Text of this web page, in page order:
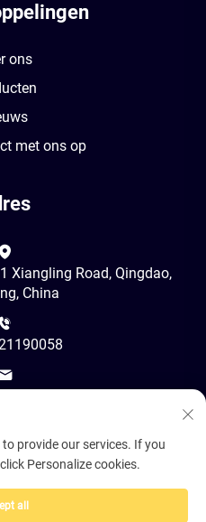
ons
met ons op
Xiangling Road, Qingdao,
China
provide our services. If you
Personalize cookies.
all